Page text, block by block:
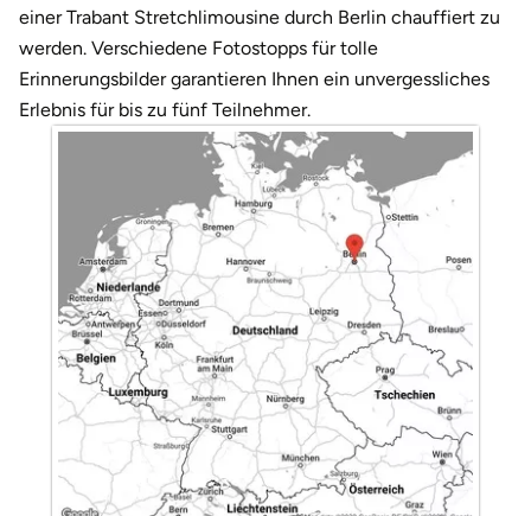
einer Trabant Stretchlimousine durch Berlin chauffiert zu
werden. Verschiedene Fotostopps für tolle
Erinnerungsbilder garantieren Ihnen ein unvergessliches
Erlebnis für bis zu fünf Teilnehmer.
Düsseldorf
Erfurt
Erlangen
Flensburg
Frankfurt am Main
Freiberg
Freiburg